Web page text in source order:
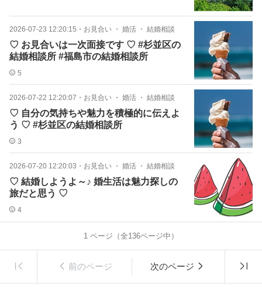
2026-07-23 12:20:15 ・ お見合い ・ 婚活 ・ 結婚相談
♡ お見合いは一次面接です ♡ #杉並区の
結婚相談所 #福島市の結婚相談所
5
2026-07-22 12:20:07 ・ お見合い ・ 婚活 ・ 結婚相談
♡ 自分の気持ちや魅力を積極的に伝えよ
う ♡ #杉並区の結婚相談所
3
2026-07-20 12:20:03 ・ お見合い ・ 婚活 ・ 結婚相談
♡ 結婚しようよ～♪ 婚生活は魅力探しの
旅だと思う ♡
4
1 ページ（全136ページ中）
前のページ 次のページ